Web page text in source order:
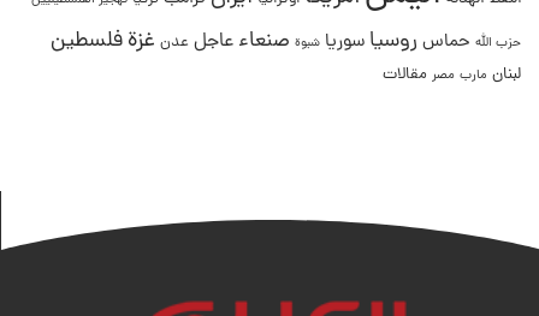
حزب الله حماس روسيا سوريا شبوة صنعاء عاجل عدن غزةفلسطين
لبنان مارب مصر مقالات